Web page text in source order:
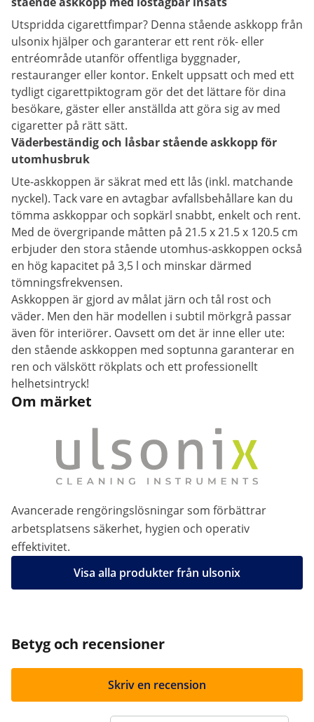
Utspridda cigarettfimpar? Denna stående askkopp från
ulsonix hjälper och garanterar ett rent rök- eller
entréområde utanför offentliga byggnader,
restauranger eller kontor. Enkelt uppsatt och med ett
tydligt cigarettpiktogram gör det det lättare för dina
besökare, gäster eller anställda att göra sig av med
cigaretter på rätt sätt.
Väderbeständig och låsbar stående askkopp för
utomhusbruk
Ute-askkoppen är säkrat med ett lås (inkl. matchande
nyckel). Tack vare en avtagbar avfallsbehållare kan du
tömma askkoppar och sopkärl snabbt, enkelt och rent.
Med de övergripande måtten på 21.5 x 21.5 x 120.5 cm
erbjuder den stora stående utomhus-askkoppen också
en hög kapacitet på 3,5 l och minskar därmed
tömningsfrekvensen.
Askkoppen är gjord av målat järn och tål rost och
väder. Men den här modellen i subtil mörkgrå passar
även för interiörer. Oavsett om det är inne eller ute:
den stående askkoppen med soptunna garanterar en
ren och välskött rökplats och ett professionellt
helhetsintryck!
Om märket
Avancerade rengöringslösningar som förbättrar
arbetsplatsens säkerhet, hygien och operativ
effektivitet.
Visa alla produkter från ulsonix
Betyg och recensioner
Skriv en recension